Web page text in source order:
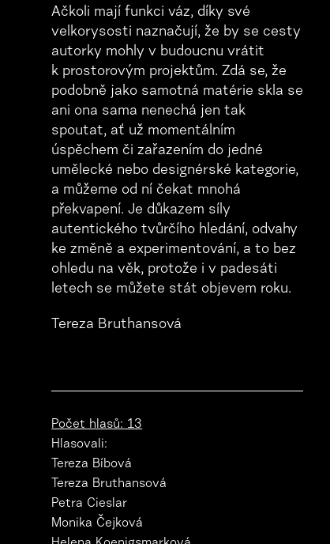
Ačkoli mají funkci váz, díky své
velkorysosti naznačují, že by se cesty
autorky mohly v budoucnu vrátit
k prostorovým projektům. Zdá se, že
podobně jako samotná matérie skla se
ani ona sama nenechá jen tak
spoutat, ať už momentálním
úspěchem či zařazením do jedné
umělecké nebo designérské kategorie,
a můžeme od ní čekat mnohá
překvapení. Je důkazem síly
autentického tvůrčího hledání, odvahy
ke změně a experimentování, a to bez
ohledu na věk, protože i v padesáti
letech se můžete stát objevem roku.
Tereza Bruthansová
Počet hlasů: 13
Hlasovali:
Tereza Bíbová
Tereza Bruthansová
Petra Cieslar
Monika Čejková